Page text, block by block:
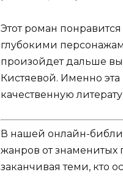
Этот роман
глубокими
произойдет дальше вы
Кистяевой. Именно
качественную
В нашей онлайн-
жанров от знаменитых
заканчивая теми, кто